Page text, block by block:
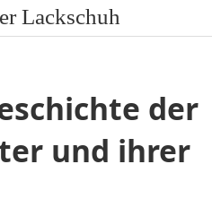
Lackschuh
der
und ihrer